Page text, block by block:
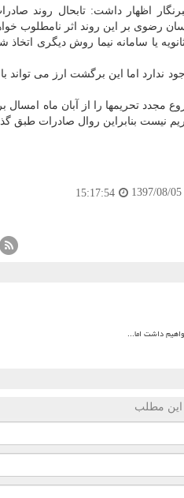
اظهار داشت: تابحال روند
رضوی بر این روند اثر نامطلوب
یا سامانه نیما روش دیگری
اما این برگشت ارز می تواند
تحریمها را از آبان ماه امسال
نیست بنابراین روال صادرات طبق
1397/08/05
15:17:54
داشت اما...
این مطلب